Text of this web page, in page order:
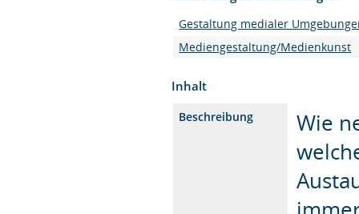
Gestaltung medialer
Mediengestaltung/Medienkunst
Inhalt
Beschreibung
Wie